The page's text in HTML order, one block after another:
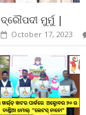
ଦ୍ରୌପଦୀ ମୁର୍ମୁ |
October 17, 2023